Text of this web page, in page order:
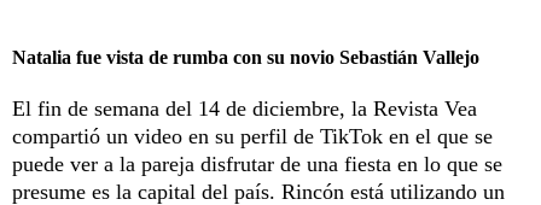
Natalia fue vista de rumba con su novio Sebastián Vallejo
El fin de semana del 14 de diciembre, la Revista Vea
compartió un video en su perfil de TikTok en el que se
puede ver a la pareja disfrutar de una fiesta en lo que se
presume es la capital del país. Rincón está utilizando un